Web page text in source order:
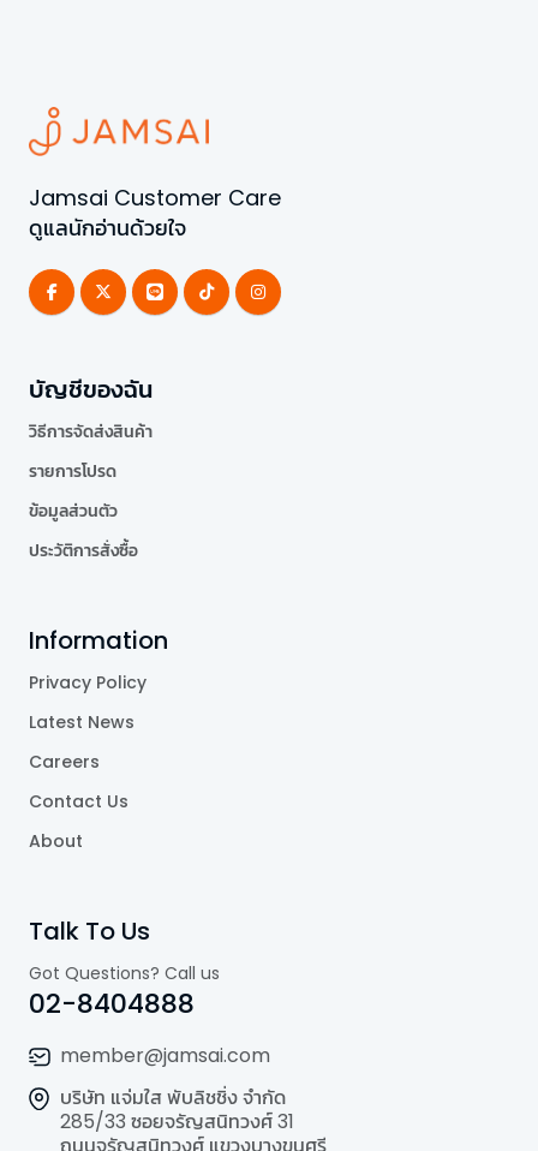
Jamsai Customer Care
ดูแลนักอ่านด้วยใจ
บัญชีของฉัน
วิธีการจัดส่งสินค้า
รายการโปรด
ข้อมูลส่วนตัว
ประวัติการสั่งซื้อ
Information
Privacy Policy
Latest News
Careers
Contact Us
About
Talk To Us
Got Questions? Call us
02-8404888
member@jamsai.com
บริษัท แจ่มใส พับลิชชิ่ง จำกัด
285/33 ซอยจรัญสนิทวงศ์ 31